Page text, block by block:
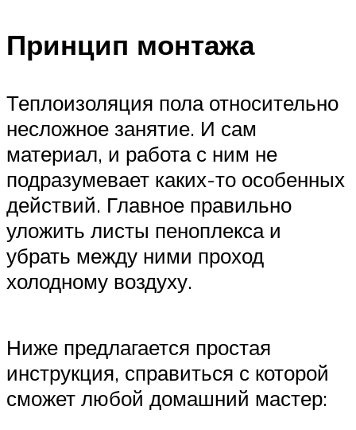
Принцип монтажа
Теплоизоляция пола относительно
несложное занятие. И сам
материал, и работа с ним не
подразумевает каких-то особенных
действий. Главное правильно
уложить листы пеноплекса и
убрать между ними проход
холодному воздуху.
Ниже предлагается простая
инструкция, справиться с которой
сможет любой домашний мастер: